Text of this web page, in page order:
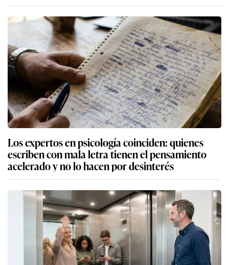
Los expertos en psicología coinciden: quienes
escriben con mala letra tienen el pensamiento
acelerado y no lo hacen por desinterés